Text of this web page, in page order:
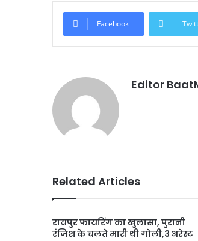
Facebook
Editor
Related Articles
रायपुर फायरिंग का खुलासा, पुरानी
रंजिश के चलते मारी थी गोली,3 अरेस्ट